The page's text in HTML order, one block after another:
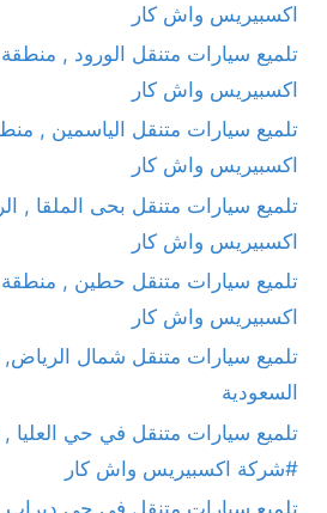
اكسبيريس واش كار
تلميع سيارات متنقل الورود ,
اكسبيريس واش كار
تلميع سيارات متنقل الياسمين ,
اكسبيريس واش كار
تلميع سيارات متنقل بحى الملقا ,
اكسبيريس واش كار
تلميع سيارات متنقل حطين ,
اكسبيريس واش كار
تلميع سيارات متنقل شمال
السعودية
تلميع سيارات متنقل في حي العليا
#شركة اكسبيريس واش كار